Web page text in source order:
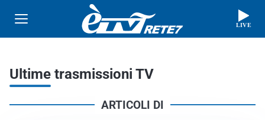
LIVE
Ultime trasmissioni TV
ARTICOLI DI